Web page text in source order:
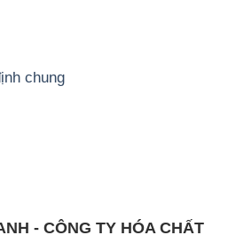
chung
- CÔNG TY HÓA CHẤT